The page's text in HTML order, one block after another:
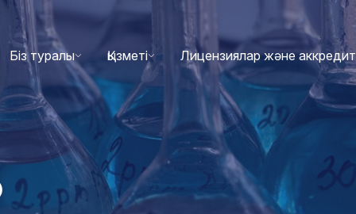
Біз туралы Қызметі Лицензиялар және